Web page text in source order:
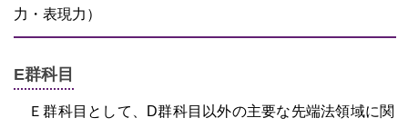
力・表現力）
E群科目
Ｅ群科目として、D群科目以外の主要な先端法領域に関